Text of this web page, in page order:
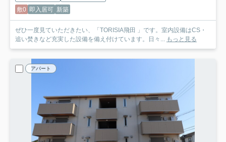
敷0 即入居可 新築
ぜひ一度見ていただきたい、「TORISIA飛田 」です。室内設備はCS・
追い焚きなど充実した設備を備え付けています。日々... もっと見る
アパート